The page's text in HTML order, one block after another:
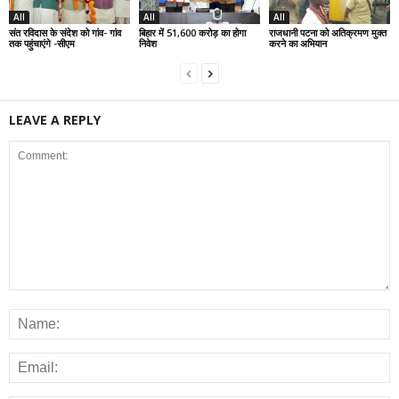
All
संत रविदास के संदेश को गांव- गांव
तक पहुंचाएंगे -सीएम
All
बिहार में 51,600 करोड़ का होगा
निवेश
All
राजधानी पटना को अतिक्रमण मुक्त
करने का अभियान
LEAVE A REPLY